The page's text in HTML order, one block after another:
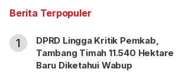
Berita Terpopuler
1
DPRD Lingga Kritik Pemkab,
Tambang Timah 11.540 Hektare
Baru Diketahui Wabup